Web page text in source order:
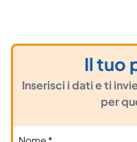
Il tuo
Inserisci i dati e ti
per